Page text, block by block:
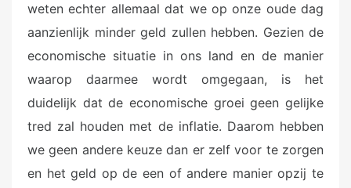
o
n
weten echter allemaal dat we op onze oude dag
aanzienlijk minder geld zullen hebben. Gezien de
economische situatie in ons land en de manier
waarop daarmee wordt omgegaan, is het
duidelijk dat de economische groei geen gelijke
tred zal houden met de inflatie. Daarom hebben
we geen andere keuze dan er zelf voor te zorgen
en het geld op de een of andere manier opzij te